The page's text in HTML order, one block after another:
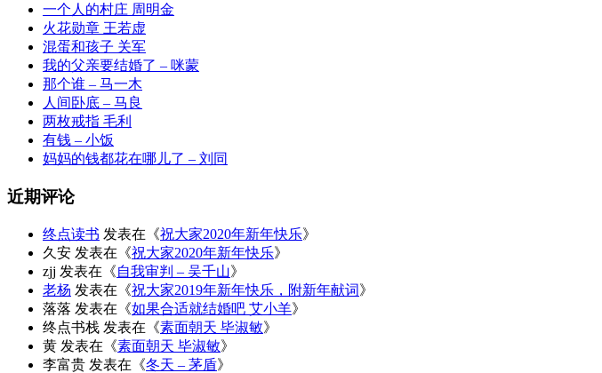
一个人的村庄 周明金
火花勋章 王若虚
混蛋和孩子 关军
我的父亲要结婚了 – 咪蒙
那个谁 – 马一木
人间卧底 – 马良
两枚戒指 毛利
有钱 – 小饭
妈妈的钱都花在哪儿了 – 刘同
近期评论
终点读书 发表在《祝大家2020年新年快乐》
久安 发表在《祝大家2020年新年快乐》
zjj 发表在《自我审判 – 吴千山》
老杨 发表在《祝大家2019年新年快乐，附新年献词》
落落 发表在《如果合适就结婚吧 艾小羊》
终点书栈 发表在《素面朝天 毕淑敏》
黄 发表在《素面朝天 毕淑敏》
李富贵 发表在《冬天 – 茅盾》